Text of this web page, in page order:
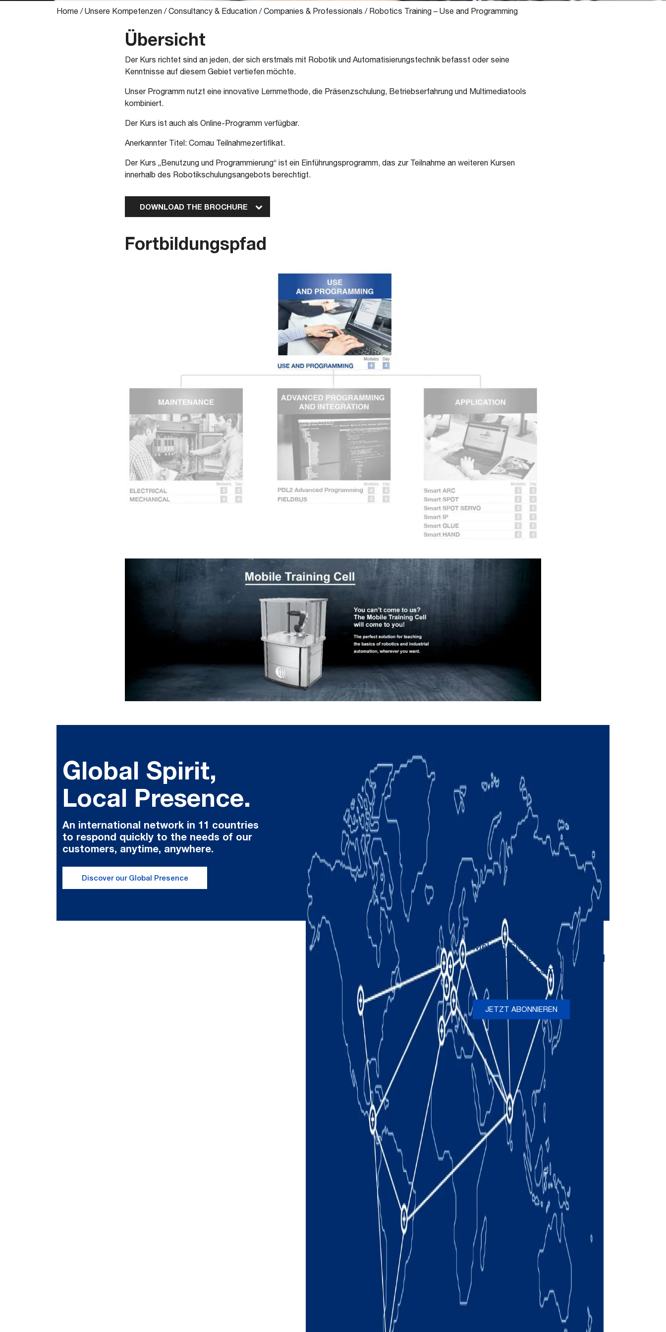
Home /Unsere Kompetenzen /Consultancy & Education /Companies & Professionals / Robotics Training – Use and Programming
Übersicht
Der Kurs richtet sind an jeden, der sich erstmals mit Robotik und Automatisierungstechnik befasst oder seine
Kenntnisse auf diesem Gebiet vertiefen möchte.
Unser Programm nutzt eine innovative Lernmethode, die Präsenzschulung, Betriebserfahrung und Multimediatools
kombiniert.
Der Kurs ist auch als Online-Programm verfügbar.
Anerkannter Titel: Comau Teilnahmezertifikat.
Der Kurs „Benutzung und Programmierung“ ist ein Einführungsprogramm, das zur Teilnahme an weiteren Kursen
innerhalb des Robotikschulungsangebots berechtigt.
DOWNLOAD THE BROCHURE
Fortbildungspfad
Global Spirit,
Local Presence.
An international network in 11 countries
to respond quickly to the needs of our
customers, anytime, anywhere.
Discover our Global Presence
Melden Sie sich an, um
gelegentliche Newsletter und
Updates von Comau zu
erhalten
JETZT ABONNIEREN